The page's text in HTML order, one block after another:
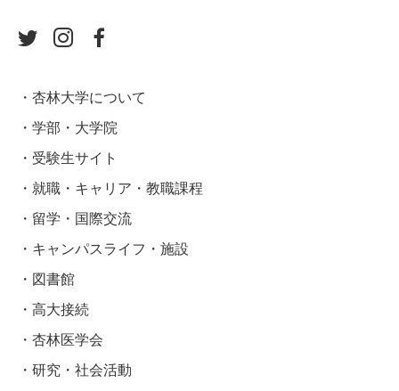
杏林大学について
学部・大学院
受験生サイト
就職・キャリア・教職課程
留学・国際交流
キャンパスライフ・施設
図書館
高大接続
杏林医学会
研究・社会活動